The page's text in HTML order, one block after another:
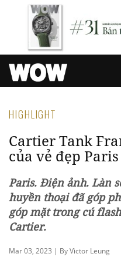
HIGHLIGHT
Cartier Tank
của vẻ đẹp Paris
Paris. Điện ảnh. Làn
huyền thoại đã góp
góp mặt trong cú
Cartier.
Mar 03, 2023 | By Victor Leung